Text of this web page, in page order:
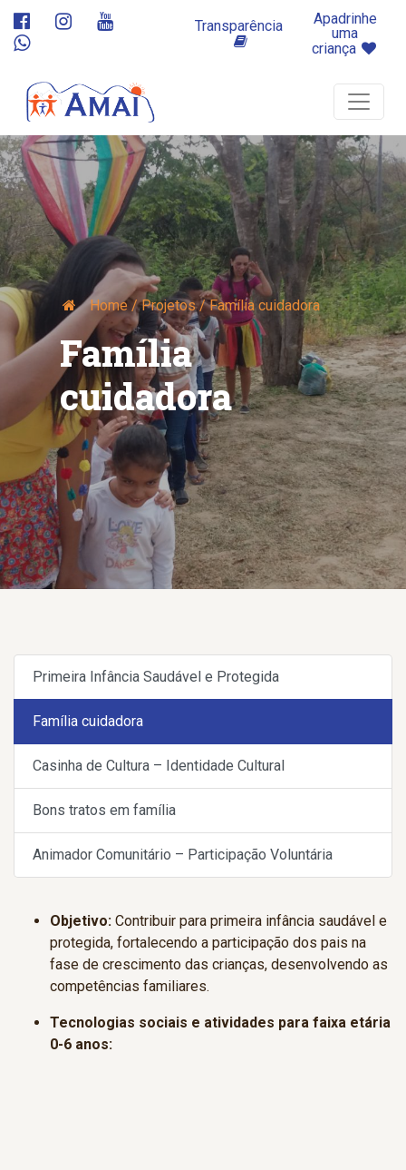
Transparência
Apadrinhe
uma
criança
Home / Projetos / Família cuidadora
Família
cuidadora
Primeira Infância Saudável e Protegida
Família cuidadora
Casinha de Cultura – Identidade Cultural
Bons tratos em família
Animador Comunitário – Participação Voluntária
Objetivo: Contribuir para primeira infância saudável e
protegida, fortalecendo a participação dos pais na
fase de crescimento das crianças, desenvolvendo as
competências familiares.
Tecnologias sociais e atividades para faixa etária
0-6 anos: